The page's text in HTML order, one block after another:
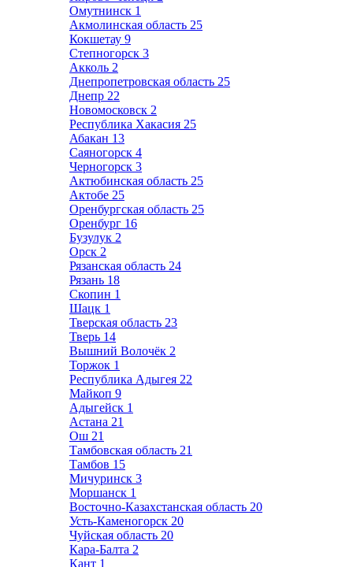
Омутнинск 1
Акмолинская область 25
Кокшетау 9
Степногорск 3
Акколь 2
Днепропетровская область 25
Днепр 22
Новомосковск 2
Республика Хакасия 25
Абакан 13
Саяногорск 4
Черногорск 3
Актюбинская область 25
Актобе 25
Оренбургская область 25
Оренбург 16
Бузулук 2
Орск 2
Рязанская область 24
Рязань 18
Скопин 1
Шацк 1
Тверская область 23
Тверь 14
Вышний Волочёк 2
Торжок 1
Республика Адыгея 22
Майкоп 9
Адыгейск 1
Астана 21
Ош 21
Тамбовская область 21
Тамбов 15
Мичуринск 3
Моршанск 1
Восточно-Казахстанская область 20
Усть-Каменогорск 20
Чуйская область 20
Кара-Балта 2
Кант 1